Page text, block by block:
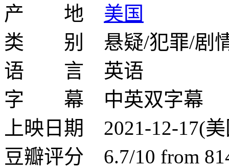
产 地 美国
类 别 悬疑/犯罪/剧
语 言 英语
字 幕 中英双字幕
上映日期 2021-12-17(
豆瓣评分 6.7/10 from